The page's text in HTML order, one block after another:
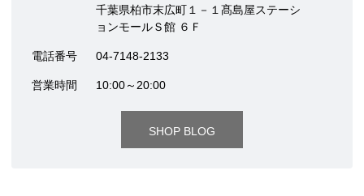
千葉県柏市末広町１－１髙島屋ステーシ
ョンモールＳ館 ６Ｆ
電話番号 04-7148-2133
営業時間 10:00～20:00
SHOP BLOG